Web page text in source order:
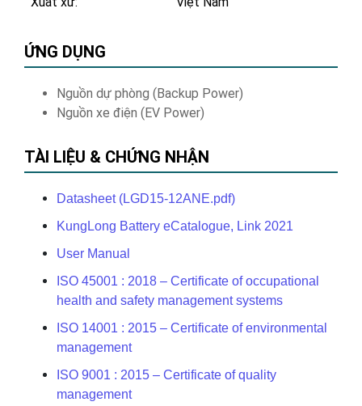
ỨNG DỤNG
Nguồn dự phòng (Backup Power)
Nguồn xe điện (EV Power)
TÀI LIỆU & CHỨNG NHẬN
Datasheet (LGD15-12ANE.pdf)
KungLong Battery eCatalogue, Link 2021
User Manual
ISO 45001 : 2018 – Certificate of occupational
health and safety management systems
ISO 14001 : 2015 – Certificate of environmental
management
ISO 9001 : 2015 – Certificate of quality
management